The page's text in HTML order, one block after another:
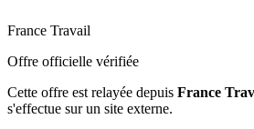
France Travail
Offre officielle vérifiée
Cette offre est relayée depuis France
s'effectue sur un site externe.